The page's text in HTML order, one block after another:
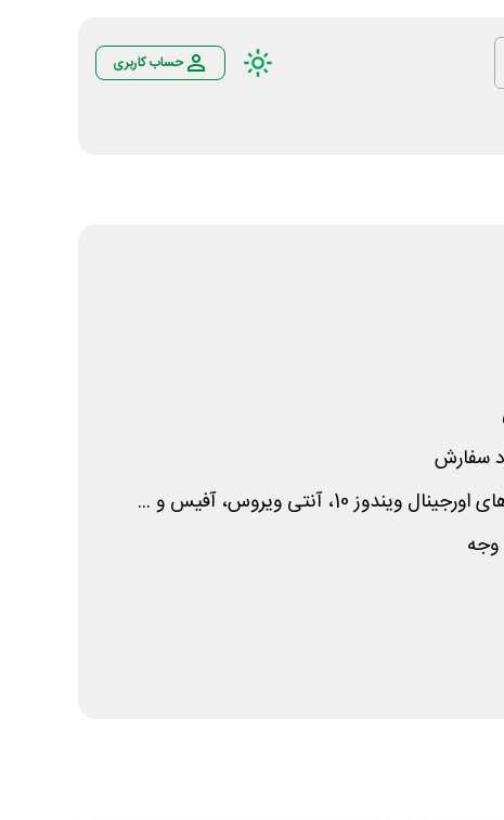
حساب کاربری
سفارش
10، آنتی ویروس، آفیس و ...
وجه